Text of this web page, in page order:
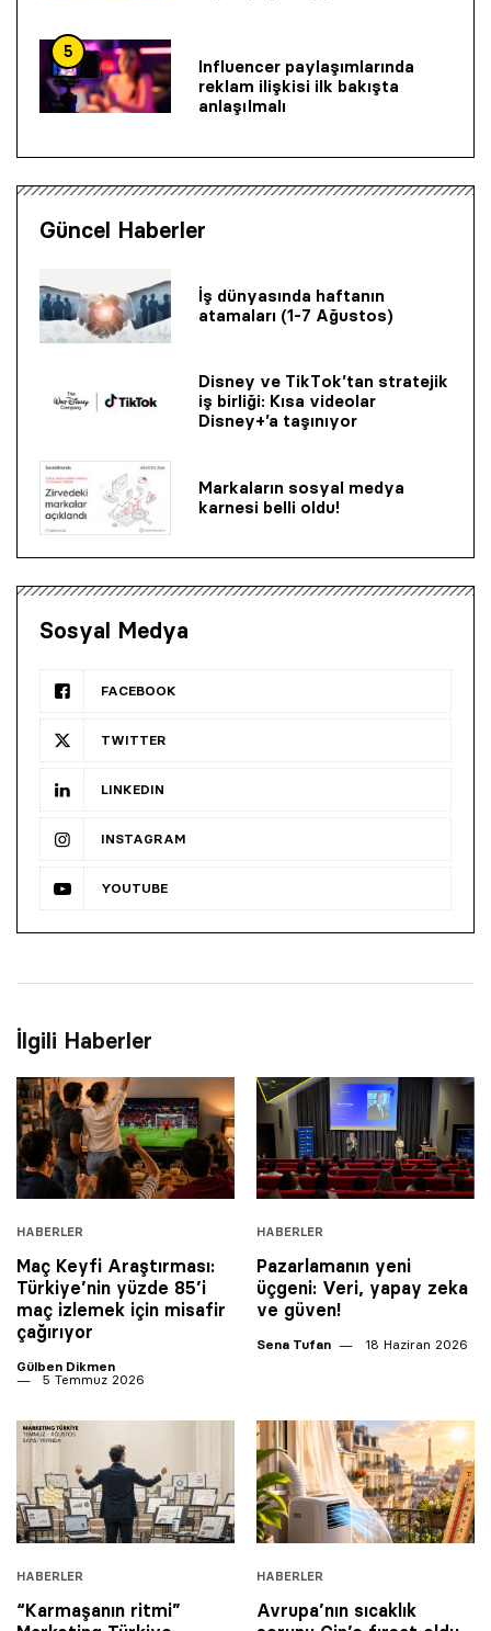
5
Influencer paylaşımlarında
reklam ilişkisi ilk bakışta
anlaşılmalı
Güncel Haberler
İş dünyasında haftanın
atamaları (1-7 Ağustos)
Disney ve TikTok’tan stratejik
iş birliği: Kısa videolar
Disney+’a taşınıyor
Markaların sosyal medya
karnesi belli oldu!
Sosyal Medya
FACEBOOK
TWITTER
LINKEDIN
INSTAGRAM
YOUTUBE
İlgili Haberler
HABERLER
Maç Keyfi Araştırması:
Türkiye’nin yüzde 85’i
maç izlemek için misafir
çağırıyor
Gülben Dikmen
5 Temmuz 2026
HABERLER
Pazarlamanın yeni
üçgeni: Veri, yapay zeka
ve güven!
Sena Tufan 18 Haziran 2026
HABERLER
“Karmaşanın ritmi”
HABERLER
Avrupa’nın sıcaklık